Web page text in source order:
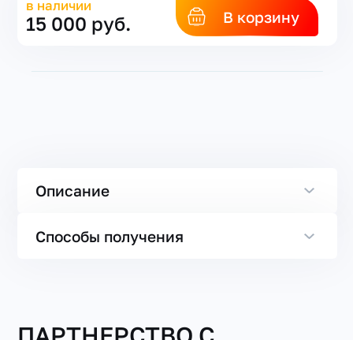
в наличии
15 000 руб. В корзину
Описание
Способы получения